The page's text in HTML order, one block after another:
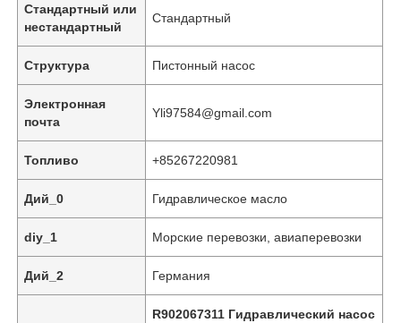
Домой
Продукция
Видео
О нас
Стандартный или
нестандартный
Стандартный
Структура Пистонный насос
Электронная
почта
Yli97584@gmail.com
Топливо +85267220981
Дий_0 Гидравлическое масло
diy_1 Морские перевозки, авиаперевозки
Дий_2 Германия
R902067311 Гидравлический насос